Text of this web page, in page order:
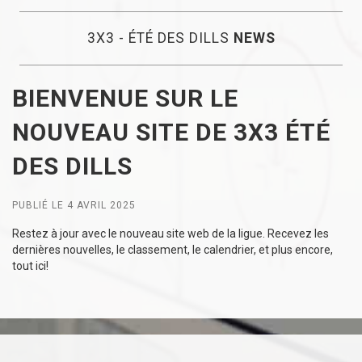
3X3 - ÉTÉ DES DILLS NEWS
BIENVENUE SUR LE
NOUVEAU SITE DE 3X3 ÉTÉ
DES DILLS
PUBLIÉ LE 4 AVRIL 2025
Restez à jour avec le nouveau site web de la ligue. Recevez les
dernières nouvelles, le classement, le calendrier, et plus encore,
tout ici!